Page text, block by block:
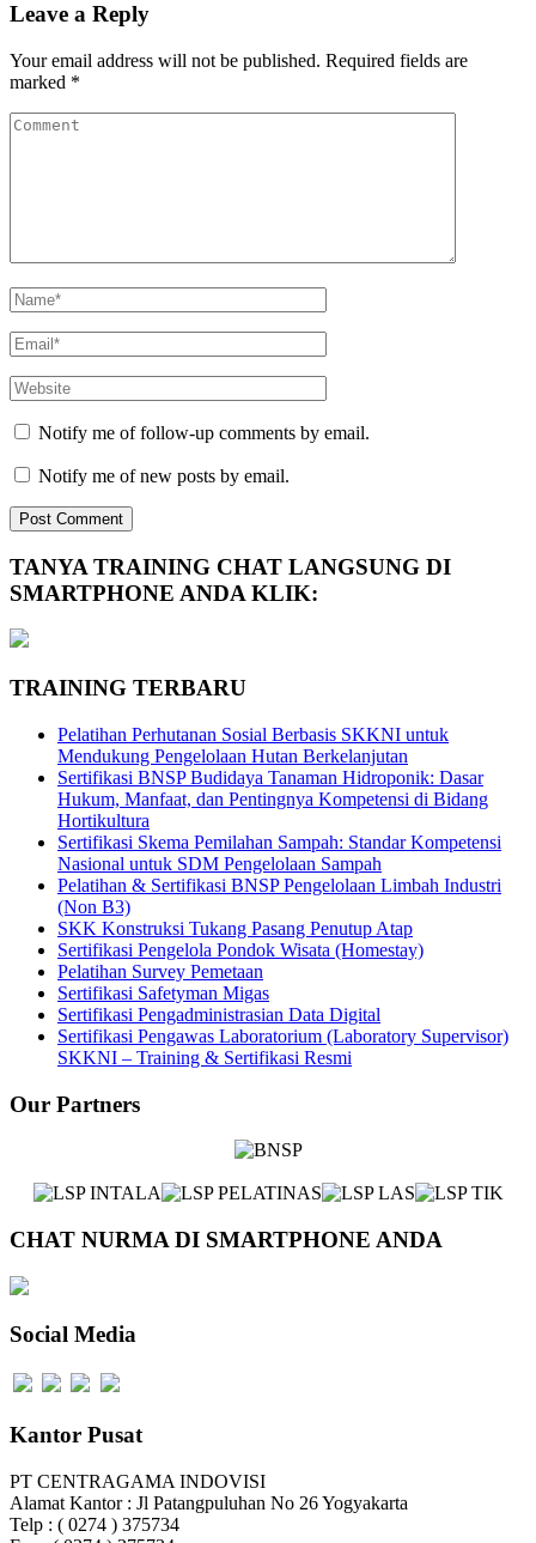
Leave a Reply
Your email address will not be published. Required fields are
marked *
Notify me of follow-up comments by email.
Notify me of new posts by email.
TANYA TRAINING CHAT LANGSUNG DI
SMARTPHONE ANDA KLIK:
TRAINING TERBARU
Pelatihan Perhutanan Sosial Berbasis SKKNI untuk
Mendukung Pengelolaan Hutan Berkelanjutan
Sertifikasi BNSP Budidaya Tanaman Hidroponik: Dasar
Hukum, Manfaat, dan Pentingnya Kompetensi di Bidang
Hortikultura
Sertifikasi Skema Pemilahan Sampah: Standar Kompetensi
Nasional untuk SDM Pengelolaan Sampah
Pelatihan & Sertifikasi BNSP Pengelolaan Limbah Industri
(Non B3)
SKK Konstruksi Tukang Pasang Penutup Atap
Sertifikasi Pengelola Pondok Wisata (Homestay)
Pelatihan Survey Pemetaan
Sertifikasi Safetyman Migas
Sertifikasi Pengadministrasian Data Digital
Sertifikasi Pengawas Laboratorium (Laboratory Supervisor)
SKKNI – Training & Sertifikasi Resmi
Our Partners
CHAT NURMA DI SMARTPHONE ANDA
Social Media
Kantor Pusat
PT CENTRAGAMA INDOVISI
Alamat Kantor : Jl Patangpuluhan No 26 Yogyakarta
Telp : ( 0274 ) 375734